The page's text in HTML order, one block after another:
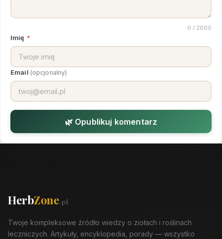
0 / 2000
Imię *
Email (opcjonalny)
🌿 Opublikuj komentarz
HerbZone.pl
Twoje kompleksowe źródło wiedzy o ziołach i roślinach
leczniczych. Artykuły, encyklopedia, porady — wszystko